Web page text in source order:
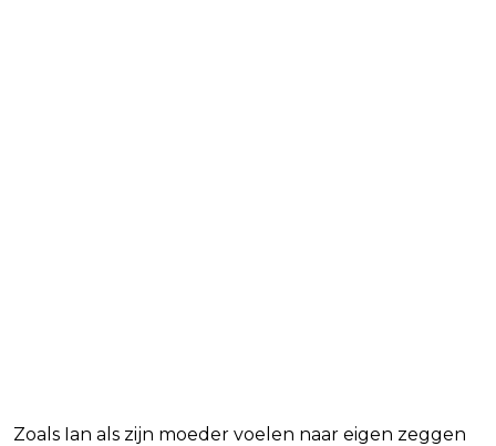
Zoals Ian als zijn moeder voelen naar eigen zeggen